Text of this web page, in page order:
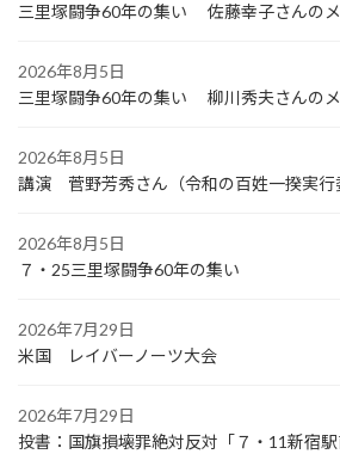
三里塚闘争60年の集い 佐藤幸子さんのメ
2026年8月5日
三里塚闘争60年の集い 柳川秀夫さんのメ
2026年8月5日
講演 菅野芳秀さん（令和の百姓一揆実行
2026年8月5日
７・25三里塚闘争60年の集い
2026年7月29日
米国 レイバーノーツ大会
2026年7月29日
投書：国旗損壊罪絶対反対「７・11新宿